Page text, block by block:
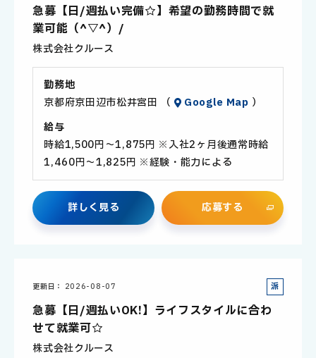
社
急募【日/週払い完備☆】希望の勤務時間で就
業可能（^▽^）/
株式会社クルース
勤務地
京都府京田辺市松井宮田 （
Google Map ）
給与
時給1,500円～1,875円 ※入社2ヶ月後通常時給
1,460円～1,825円 ※経験・能力による
詳しく見る 応募する
更新日 2026-08-07
派
急募【日/週払いOK!】ライフスタイルに合わ
せて就業可☆
株式会社クルース